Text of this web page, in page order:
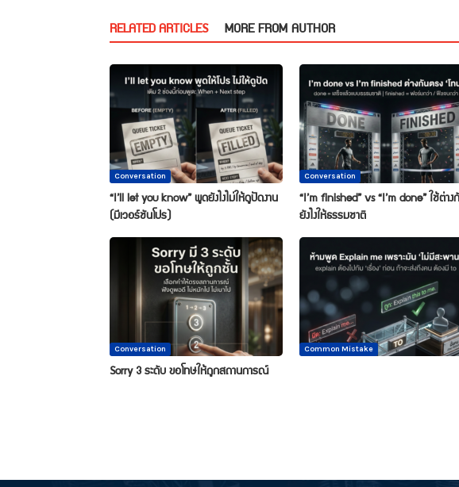
RELATED ARTICLES MORE FROM AUTHOR
Conversation
“I’ll let you know” พูดยังไงไม่ให้ดูปัดงาน
(มีเวอร์ชันโปร)
Conversation
“I’m finished” vs “I’m done” ใช้ต่า
ยังไงให้ธรรมชาติ
Conversation
Sorry 3 ระดับ ขอโทษให้ถูกสถานการณ์
Common Mistake